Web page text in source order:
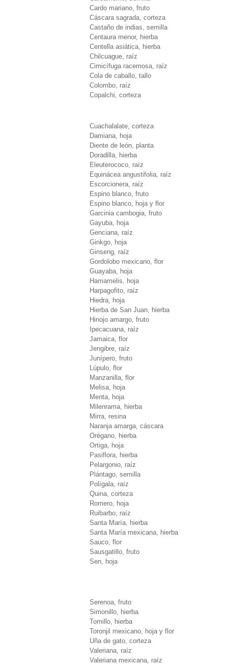
Cardo mariano, fruto
Cáscara sagrada, corteza
Castaño de indias, semilla
Centaura menor, hierba
Centella asiática, hierba
Chilcuague, raíz
Cimicífuga racemosa, raíz
Cola de caballo, tallo
Colombo, raíz
Copalchi, corteza
Cuachalalate, corteza
Damiana, hoja
Diente de león, planta
Doradilla, hierba
Eleuterococo, raíz
Equinácea angustifolia, raíz
Escorcionera, raíz
Espino blanco, fruto
Espino blanco, hoja y flor
Garcinia cambogia, fruto
Gayuba, hoja
Genciana, raíz
Ginkgo, hoja
Ginseng, raíz
Gordolobo mexicano, flor
Guayaba, hoja
Hamamelis, hoja
Harpagofito, raíz
Hiedra, hoja
Hierba de San Juan, hierba
Hinojo amargo, fruto
Ipecacuana, raíz
Jamaica, flor
Jengibre, raíz
Junípero, fruto
Lúpulo, flor
Manzanilla, flor
Melisa, hoja
Menta, hoja
Milenrama, hierba
Mirra, resina
Naranja amarga, cáscara
Orégano, hierba
Ortiga, hoja
Pasiflora, hierba
Pelargonio, raíz
Plántago, semilla
Polígala, raíz
Quina, corteza
Romero, hoja
Ruibarbo, raíz
Santa María, hierba
Santa María mexicana, hierba
Sauco, flor
Sausgatillo, fruto
Sen, hoja
Serenoa, fruto
Simonillo, hierba
Tomillo, hierba
Toronjil mexicano, hoja y flor
Uña de gato, corteza
Valeriana, raíz
Valeriana mexicana, raíz